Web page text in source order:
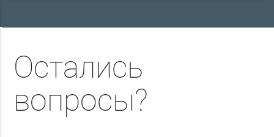
Остались
вопросы?